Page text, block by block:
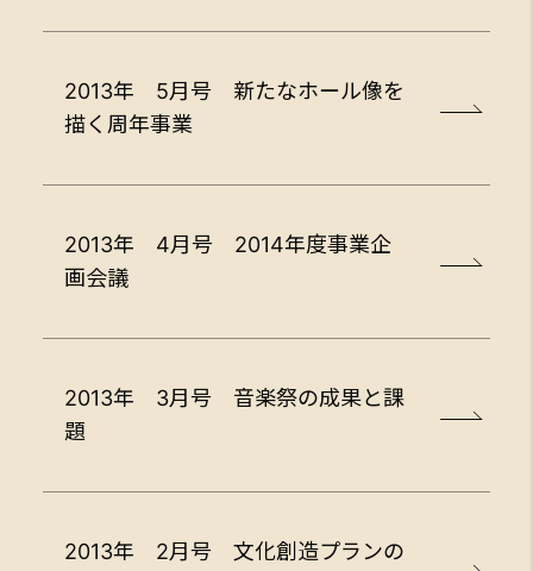
2013年 5月号 新たなホール像を
描く周年事業
2013年 4月号 2014年度事業企
画会議
2013年 3月号 音楽祭の成果と課
題
2013年 2月号 文化創造プランの